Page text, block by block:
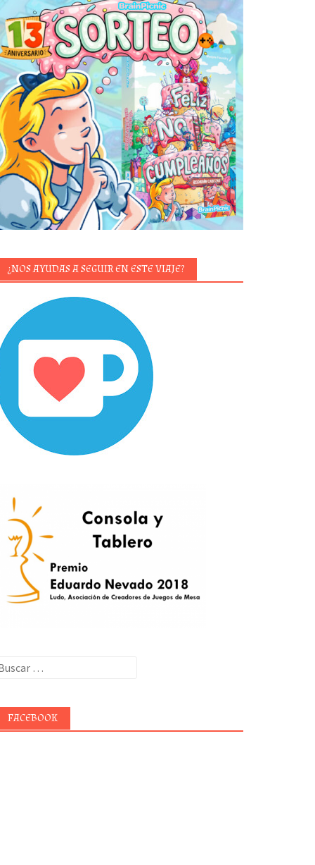
¿NOS AYUDAS A SEGUIR EN ESTE VIAJE?
FACEBOOK